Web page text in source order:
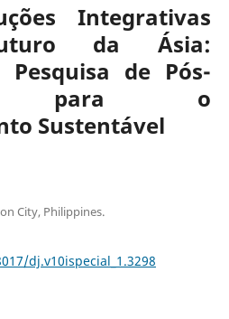
Integrativas
da Ásia:
de Pós-
para o
Sustentável
City, Philippines.
dj.v10ispecial_1.3298